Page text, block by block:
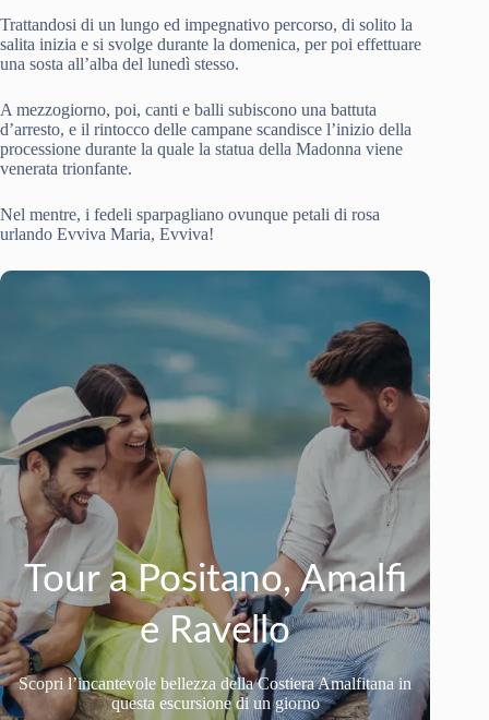
Trattandosi di un lungo ed impegnativo percorso, di solito la
salita inizia e si svolge durante la domenica, per poi effettuare
una sosta all’alba del lunedì stesso.
A mezzogiorno, poi, canti e balli subiscono una battuta
d’arresto, e il rintocco delle campane scandisce l’inizio della
processione durante la quale la statua della Madonna viene
venerata trionfante.
Nel mentre, i fedeli sparpagliano ovunque petali di rosa
urlando Evviva Maria, Evviva!
Tour a Positano, Amalfi
e Ravello
Scopri l’incantevole bellezza della Costiera Amalfitana in
questa escursione di un giorno